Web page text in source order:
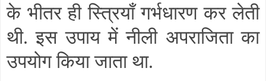
के भीतर ही स्त्रियाँ गर्भधारण कर लेती
थी. इस उपाय में नीली अपराजिता का
उपयोग किया जाता था.